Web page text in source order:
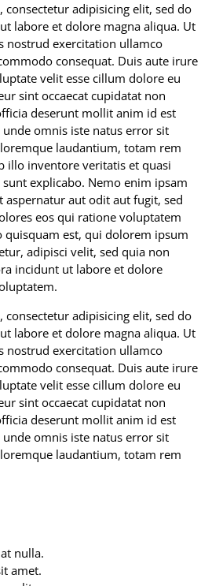
adipisicing elit, sed do
labore et dolore magna aliqua. Ut
nostrud exercitation ullamco
consequat. Duis aute irure
velit esse cillum dolore eu
sint occaecat cupidatat non
deserunt mollit anim id est
omnis iste natus error sit
laudantium, totam rem
illo inventore veritatis et quasi
explicabo. Nemo enim ipsam
aut odit aut fugit, sed
eos qui ratione voluptatem
quisquam est, qui dolorem ipsum
adipisci velit, sed quia non
incidunt ut labore et dolore
adipisicing elit, sed do
labore et dolore magna aliqua. Ut
nostrud exercitation ullamco
consequat. Duis aute irure
velit esse cillum dolore eu
sint occaecat cupidatat non
deserunt mollit anim id est
omnis iste natus error sit
laudantium, totam rem
nulla.
amet.